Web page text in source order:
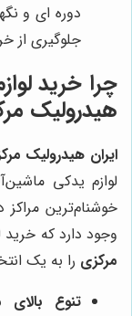
دوره ای و
جلوگیری از
چرا خرید
هیدرولیک
ایران هیدرولیک
لوازم یدکی
خوشنام‌ترین
وجود دارد که خرید
مرکزی را به یک
تنوع